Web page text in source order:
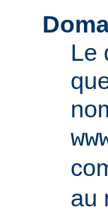
Le
au